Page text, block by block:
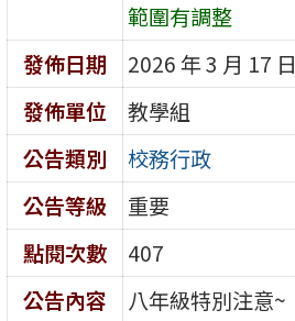
範圍有調整
發佈日期
2026 年 3 月 17 日
發佈單位
教學組
公告類別
校務行政
公告等級
重要
點閱次數
407
公告內容
八年級特別注意~